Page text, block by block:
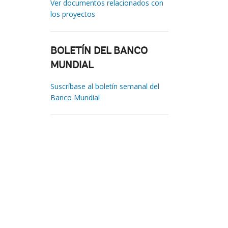
Ver documentos relacionados con
los proyectos
BOLETÍN DEL BANCO
MUNDIAL
Suscríbase al boletín semanal del
Banco Mundial